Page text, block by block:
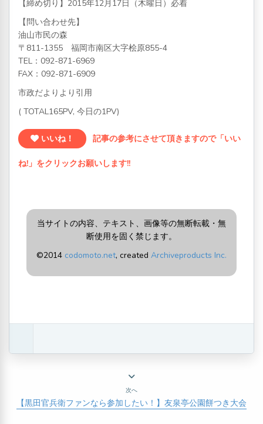
【締め切り】2015年12月17日（木曜日）必着
【問い合わせ先】
油山市民の森
〒811-1355 福岡市南区大字桧原855-4
TEL： 092-871-6969
FAX：092-871-6909
市政だよりより引用
( TOTAL165PV, 今日の1PV)
いいね！ 記事の参考にさせて頂きますので「いい
ね!」をクリックお願いします!!
当サイトの内容、テキスト、画像等の無断転載・無
断使用を固く禁じます。
©2014 codomoto.net, created Archiveproducts Inc.
次へ
【黒田官兵衛ファンなら参加したい！】友泉亭公園餅つき大会